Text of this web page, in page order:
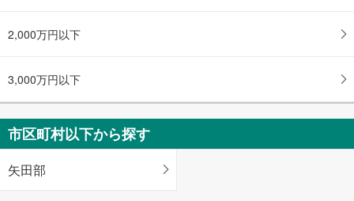
2,000万円以下
3,000万円以下
市区町村以下から探す
矢田部